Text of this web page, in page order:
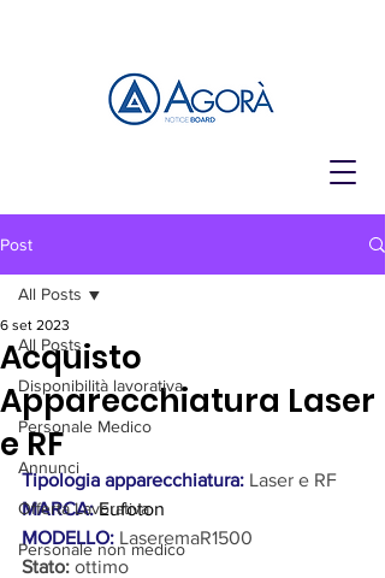
Post
All Posts
Disponibilità lavorativa
Personale Medico
Annunci
Offerta Lavorativa
Personale non medico
All Posts
Acquisto
Apparecchiatura Laser
e RF
6 set 2023
Tipologia apparecchiatura: Laser e RF
MARCA: Eufoton
MODELLO: LaseremaR1500
Stato: ottimo